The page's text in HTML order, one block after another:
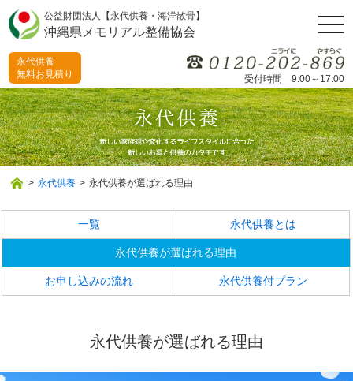
公益財団法人【永代供養・海洋散骨】
沖縄県メモリアル整備協会
受付時間 9:00～17:00
永代供養
無料お見積り
> 永代供養 > 永代供養が選ばれる理由
一覧 永代供養とは
永代供養が選ばれる理由
お申し込みの流れ 永代供養付プラン
永代供養が選ばれる理由